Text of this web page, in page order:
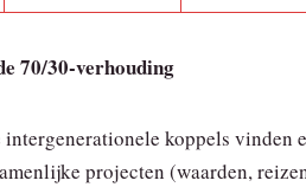
70/30‑verhouding
intergenerationele koppels vinden
projecten (waarden,